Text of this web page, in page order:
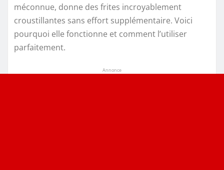
méconnue, donne des frites incroyablement
croustillantes sans effort supplémentaire. Voici
pourquoi elle fonctionne et comment l’utiliser
parfaitement.
Annonce